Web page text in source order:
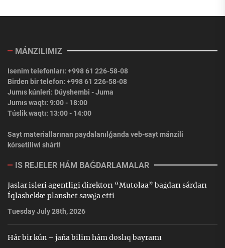
MÁNZILIMIZ
Isenim telefonları: +998 61 226-58-08
Birden bir telefon: +998 61 226-58-08
Jumıs kúnleri: Dúyshembi - Juma
Jumıs waqtı: 9:00 - 18:00
Túslik waqtı: 13:00 - 14:00
Sayt materiallarınan paydalanılǵanda veb-sayt mánzili
kórsetiliwi shárt!
IS REJELER HÁM BAǴDARLAMALAR
Jaslar isleri agentligi direktorı “Mutolaa” baǵdarı sárdarı
Íqlasbekke planshet sawǵa etti
Tuesday July 28th, 2026
Hár bir kún – jańa bilim hám doslıq bayramı